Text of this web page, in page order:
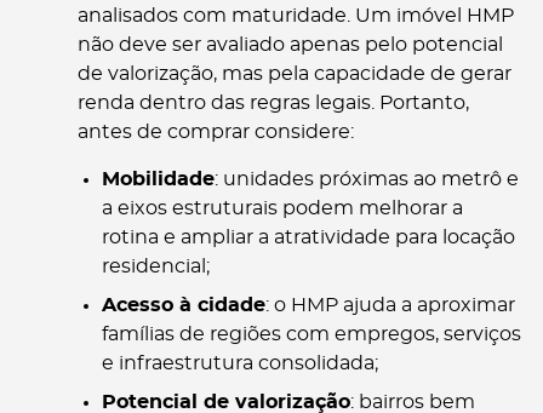
analisados com maturidade. Um imóvel HMP
não deve ser avaliado apenas pelo potencial
de valorização, mas pela capacidade de gerar
renda dentro das regras legais. Portanto,
antes de comprar considere:
Mobilidade: unidades próximas ao metrô e
a eixos estruturais podem melhorar a
rotina e ampliar a atratividade para locação
residencial;
Acesso à cidade: o HMP ajuda a aproximar
famílias de regiões com empregos, serviços
e infraestrutura consolidada;
Potencial de valorização: bairros bem